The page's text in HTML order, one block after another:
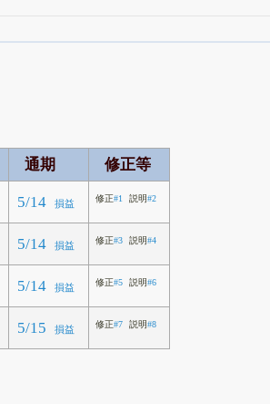
利用も付きます
通期 修正等
5/14 損益 修正#1 説明#2
5/14 損益 修正#3 説明#4
5/14 損益 修正#5 説明#6
5/15 損益 修正#7 説明#8